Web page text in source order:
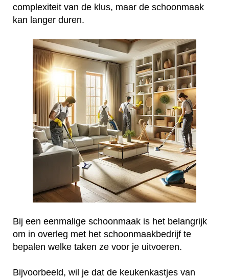
complexiteit van de klus, maar de schoonmaak
kan langer duren.
Bij een eenmalige schoonmaak is het belangrijk
om in overleg met het schoonmaakbedrijf te
bepalen welke taken ze voor je uitvoeren.
Bijvoorbeeld, wil je dat de keukenkastjes van